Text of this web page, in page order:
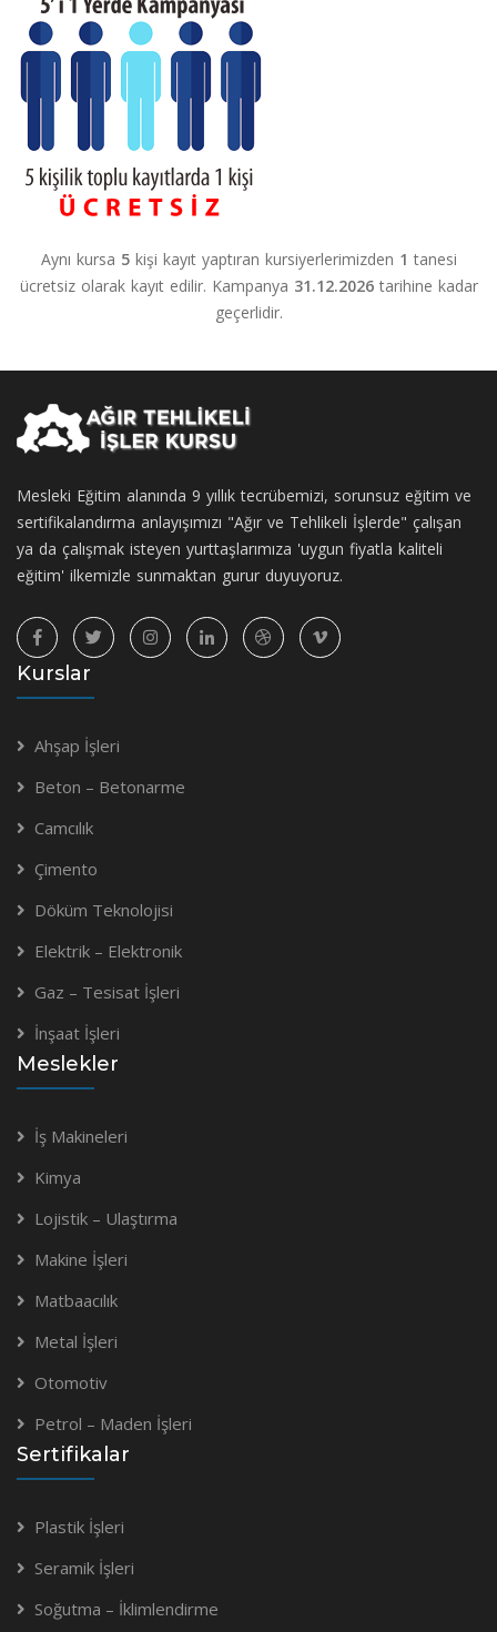
Aynı kursa 5kişi kayıt yaptıran kursiyerlerimizden 1 tanesi
ücretsiz olarak kayıt edilir. Kampanya 31.12.2026tarihine kadar
geçerlidir.
Mesleki Eğitim alanında 9 yıllık tecrübemizi, sorunsuz eğitim ve
sertifikalandırma anlayışımızı "Ağır ve Tehlikeli İşlerde" çalışan
ya da çalışmak isteyen yurttaşlarımıza 'uygun fiyatla kaliteli
eğitim' ilkemizle sunmaktan gurur duyuyoruz.
Kurslar
Ahşap İşleri
Beton – Betonarme
Camcılık
Çimento
Döküm Teknolojisi
Elektrik – Elektronik
Gaz – Tesisat İşleri
İnşaat İşleri
Meslekler
İş Makineleri
Kimya
Lojistik – Ulaştırma
Makine İşleri
Matbaacılık
Metal İşleri
Otomotiv
Petrol – Maden İşleri
Sertifikalar
Plastik İşleri
Seramik İşleri
Soğutma – İklimlendirme